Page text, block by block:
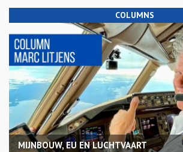
COLUMNS
MIJNBOUW, EU EN LUCHTVAART